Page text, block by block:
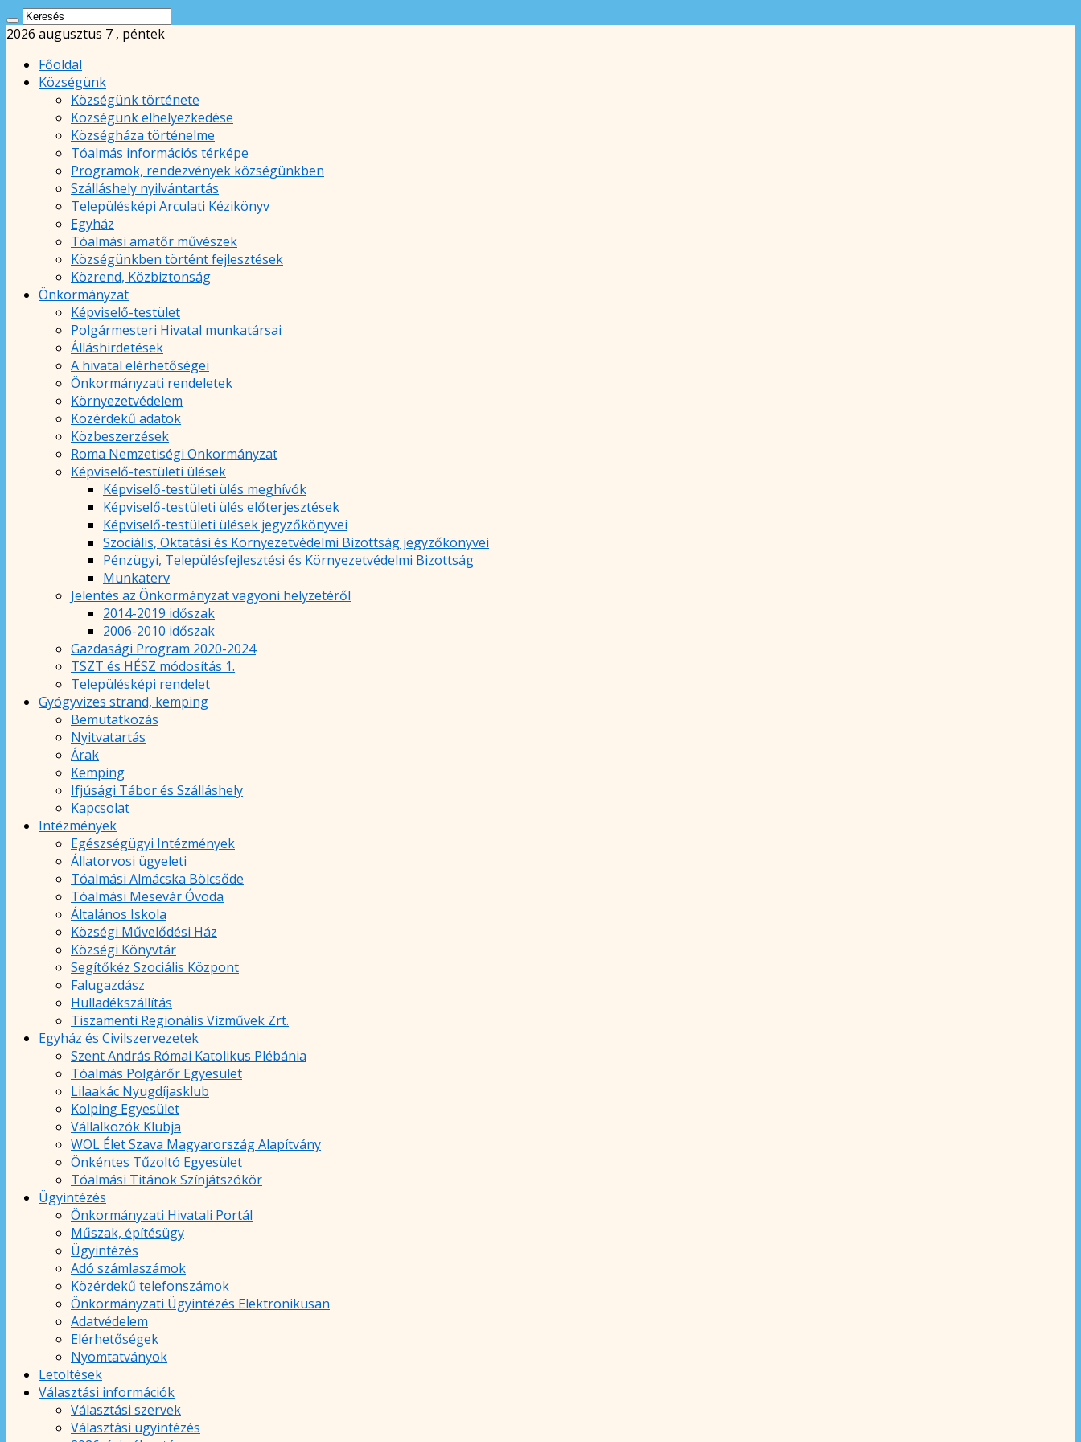
2026 augusztus 7 , péntek
Főoldal
Községünk
Községünk története
Községünk elhelyezkedése
Községháza történelme
Tóalmás információs térképe
Programok, rendezvények községünkben
Szálláshely nyilvántartás
Településképi Arculati Kézikönyv
Egyház
Tóalmási amatőr művészek
Községünkben történt fejlesztések
Közrend, Közbiztonság
Önkormányzat
Képviselő-testület
Polgármesteri Hivatal munkatársai
Álláshirdetések
A hivatal elérhetőségei
Önkormányzati rendeletek
Környezetvédelem
Közérdekű adatok
Közbeszerzések
Roma Nemzetiségi Önkormányzat
Képviselő-testületi ülések
Képviselő-testületi ülés meghívók
Képviselő-testületi ülés előterjesztések
Képviselő-testületi ülések jegyzőkönyvei
Szociális, Oktatási és Környezetvédelmi Bizottság jegyzőkönyvei
Pénzügyi, Településfejlesztési és Környezetvédelmi Bizottság
Munkaterv
Jelentés az Önkormányzat vagyoni helyzetéről
2014-2019 időszak
2006-2010 időszak
Gazdasági Program 2020-2024
TSZT és HÉSZ módosítás 1.
Településképi rendelet
Gyógyvizes strand, kemping
Bemutatkozás
Nyitvatartás
Árak
Kemping
Ifjúsági Tábor és Szálláshely
Kapcsolat
Intézmények
Egészségügyi Intézmények
Állatorvosi ügyeleti
Tóalmási Almácska Bölcsőde
Tóalmási Mesevár Óvoda
Általános Iskola
Községi Művelődési Ház
Községi Könyvtár
Segítőkéz Szociális Központ
Falugazdász
Hulladékszállítás
Tiszamenti Regionális Vízművek Zrt.
Egyház és Civilszervezetek
Szent András Római Katolikus Plébánia
Tóalmás Polgárőr Egyesület
Lilaakác Nyugdíjasklub
Kolping Egyesület
Vállalkozók Klubja
WOL Élet Szava Magyarország Alapítvány
Önkéntes Tűzoltó Egyesület
Tóalmási Titánok Színjátszókör
Ügyintézés
Önkormányzati Hivatali Portál
Műszak, építésügy
Ügyintézés
Adó számlaszámok
Közérdekű telefonszámok
Önkormányzati Ügyintézés Elektronikusan
Adatvédelem
Elérhetőségek
Nyomtatványok
Letöltések
Választási információk
Választási szervek
Választási ügyintézés